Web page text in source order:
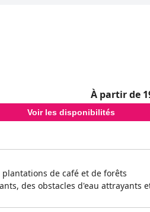
À partir de
Voir les disponibilités
de café et de forêts
des obstacles d'eau attrayants